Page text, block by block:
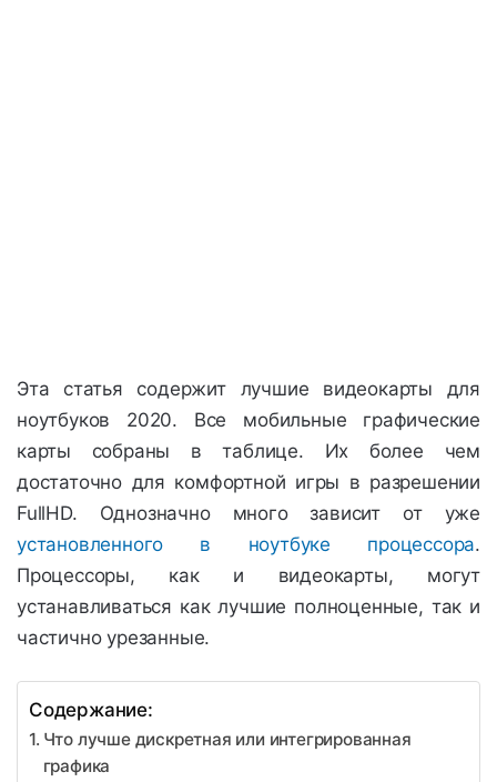
Эта статья содержит лучшие видеокарты для
ноутбуков 2020. Все мобильные графические
карты собраны в таблице. Их более чем
достаточно для комфортной игры в разрешении
FullHD. Однозначно много зависит от уже
установленного в ноутбуке процессора.
Процессоры, как и видеокарты, могут
устанавливаться как лучшие полноценные, так и
частично урезанные.
Содержание:
Что лучше дискретная или интегрированная
графика